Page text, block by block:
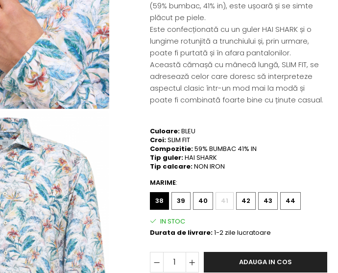
(59% bumbac, 41% in), este ușoară și se simte
plăcut pe piele.
Este confecționată cu un guler HAI SHARK și o
lungime rotunjită a trunchiului și, prin urmare,
poate fi purtată și în afara pantalonilor.
Această cămașă cu mânecă lungă, SLIM FIT, se
adresează celor care doresc să interpreteze
aspectul clasic într-un mod mai la modă și
poate fi combinată foarte bine cu ținute casual.
Culoare:BLEU
Croi:SLIM FIT
Compozitie:59% BUMBAC 41% IN
Tip guler:HAI SHARK
Tip calcare:NON IRON
MARIME:
38
39 40 41 42 43 44
IN STOC
Durata de livrare:1-2 zile lucratoare
ADAUGA IN COS